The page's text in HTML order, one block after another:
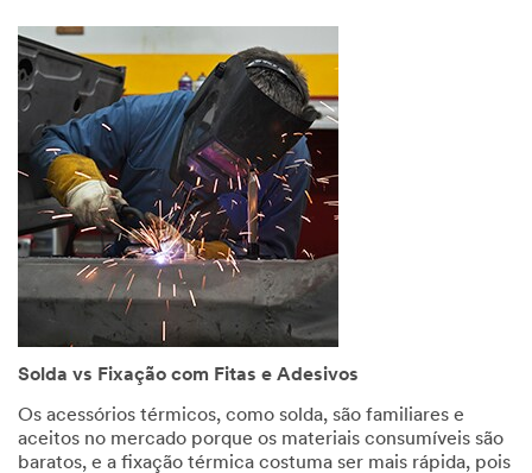
Representative.
Quantities
available
while
supplies
last.
We
will
respond
to
your
email
request
24
48
Solda vs Fixação com Fitas e Adesivos
Os acessórios térmicos, como solda, são familiares e
aceitos no mercado porque os materiais consumíveis são
baratos, e a fixação térmica costuma ser mais rápida, pois